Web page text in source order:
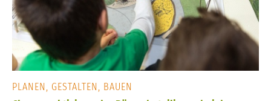
PLANEN, GESTALTEN, BAUEN